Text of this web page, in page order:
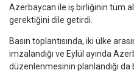
Azerbaycan ile iş birliğinin tüm
gerektiğini dile getirdi.
Basın toplantısında, iki ülke
imzalandığı ve Eylül ayında
düzenlenmesinin planlandığı da